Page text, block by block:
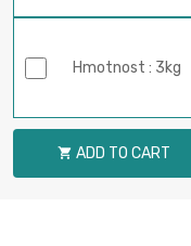
Hmotnost : 3kg
 ADD TO CART